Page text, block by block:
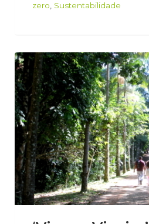
zero Sustentabilidade